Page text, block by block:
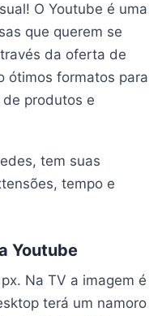
O Youtube é uma
que querem se
da oferta de
ótimos formatos para
produtos e
tem suas
tempo e
Youtube
Na TV a imagem é
terá um namoro